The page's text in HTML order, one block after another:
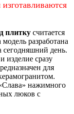
плитку считается
модель разработана
сегодняшний день.
изделие сразу
для
нажимного
люков с